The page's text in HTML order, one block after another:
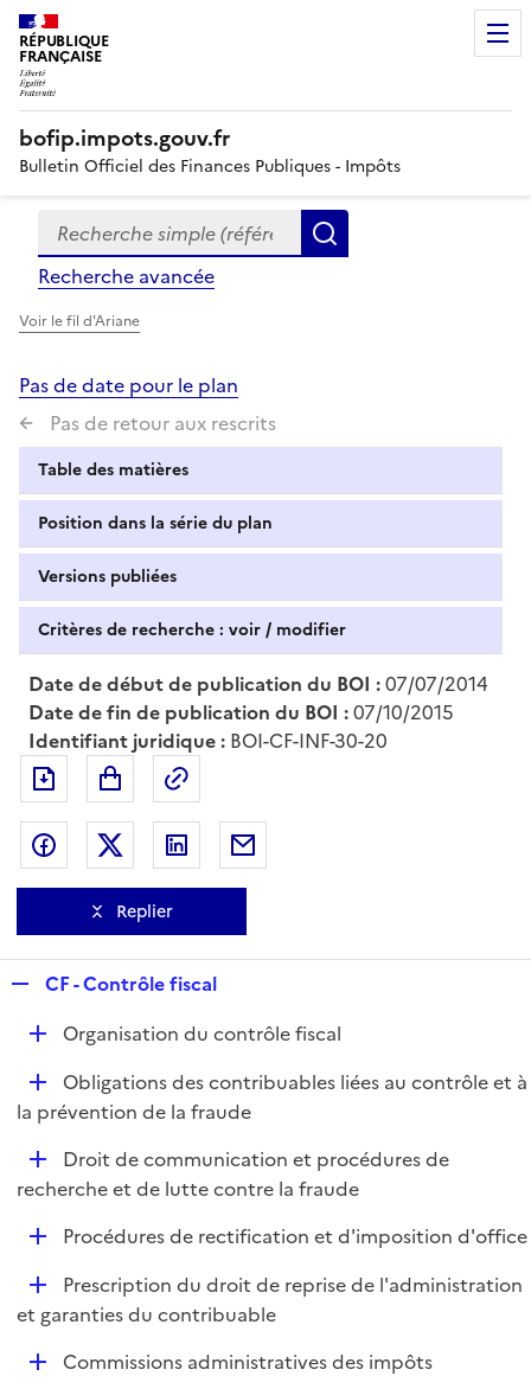
RÉPUBLIQUE
FRANÇAISE
bofip.impots.gouv.fr
Bulletin Officiel des Finances Publiques - Impôts
Formulaire
de
recherche
Recherche simple (références, mots clés, partie du
Recherche avancée
Voir le fil d'Ariane
Pas de date pour le plan
Pas de retour aux rescrits
Table des matières
Position dans la série du plan
Versions publiées
Critères de recherche : voir / modifier
Date de début de publication du BOI :07/07/2014
Date de fin de publication du BOI :07/10/2015
Identifiant juridique : BOI-CF-INF-30-20
Exporter le document au format pdf
Partager sur Facebook
Partager sur Twitter
Partager sur LinkedIn
Replier
p
l
i
e
r
CF - Contrôle fiscal
D
l
r
Organisation du contrôle fiscal
D
é
i
Obligations des contribuables liées au contrôle et à
la prévention de la fraude
D
é
r
Droit de communication et procédures de
recherche et de lutte contre la fraude
D
l
Procédures de rectification et d'imposition d'office
D
é
Prescription du droit de reprise de l'administration
et garanties du contribuable
DCommissions administratives des impôts